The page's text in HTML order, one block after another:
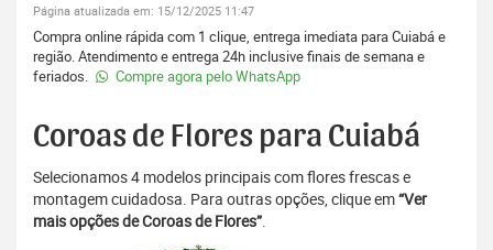
Página atualizada em: 15/12/2025 11:47
Compra online rápida com 1 clique, entrega imediata para Cuiabá e
região. Atendimento e entrega 24h inclusive finais de semana e
feriados.
Compre agora pelo WhatsApp
Coroas de Flores para Cuiabá
Selecionamos 4 modelos principais com flores frescas e
montagem cuidadosa. Para outras opções, clique em“Ver
mais opções de Coroas de Flores”.